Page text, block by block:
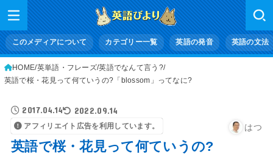
このメディアについて カテゴリー一覧 英語の発音 英語の文法
HOME 英単語・フレーズ 英語でなんて言う?
英語で桜・花見って何ていうの?「blossom」ってなに?
2017.04.14 2022.09.14
アフィリエイト広告を利用しています。 はつ
英語で桜・花見って何ていうの?